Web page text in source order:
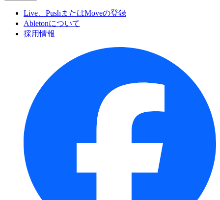
Live、PushまたはMoveの登録
Abletonについて
採用情報